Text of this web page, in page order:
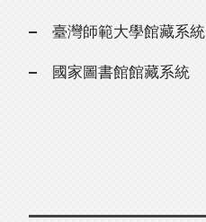
臺灣師範大學館藏系統
國家圖書館館藏系統